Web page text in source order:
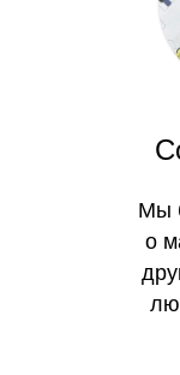
Мы
о